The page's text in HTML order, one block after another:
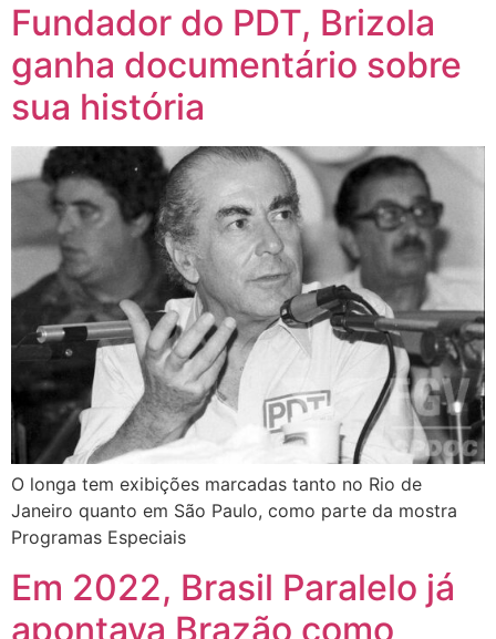
Fundador do PDT, Brizola
ganha documentário sobre
sua história
O longa tem exibições marcadas tanto no Rio de
Janeiro quanto em São Paulo, como parte da mostra
Programas Especiais
Em 2022, Brasil Paralelo já
apontava Brazão como